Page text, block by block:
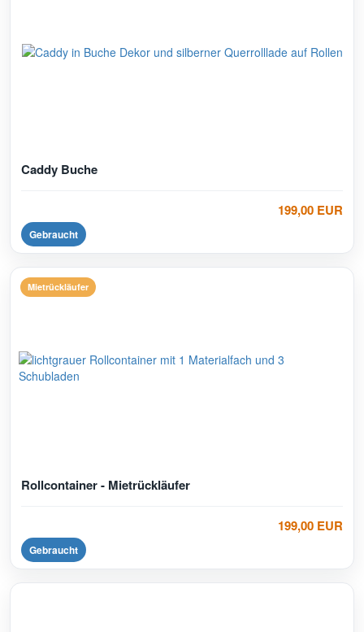
Caddy Buche
199,00 EUR
Gebraucht
Mietrückläufer
Rollcontainer - Mietrückläufer
199,00 EUR
Gebraucht